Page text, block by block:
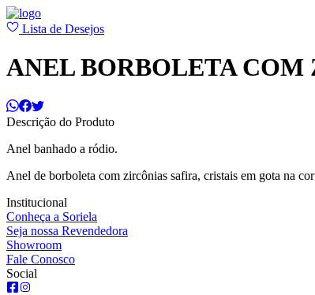
Lista de Desejos
ANEL BORBOLETA COM
Descrição do Produto
Anel banhado a ródio.
Anel de borboleta com zircônias safira, cristais em gota na
Institucional
Conheça a Soriela
Seja nossa Revendedora
Showroom
Fale Conosco
Social